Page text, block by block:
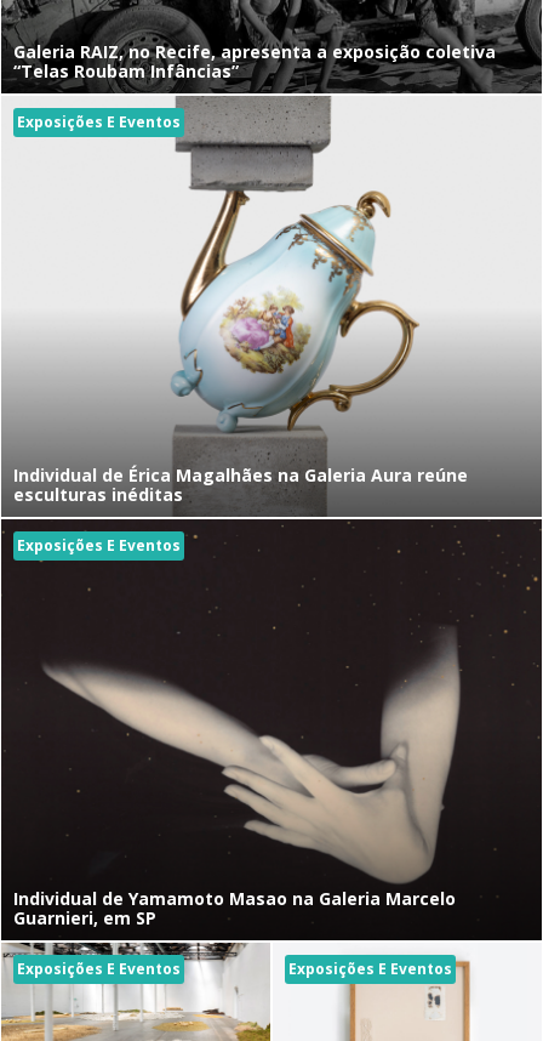
Galeria RAIZ, no Recife, apresenta a exposição coletiva
“Telas Roubam Infâncias”
Exposições E Eventos
Individual de Érica Magalhães na Galeria Aura reúne
esculturas inéditas
Exposições E Eventos
Individual de Yamamoto Masao na Galeria Marcelo
Guarnieri, em SP
Exposições E Eventos Exposições E Eventos